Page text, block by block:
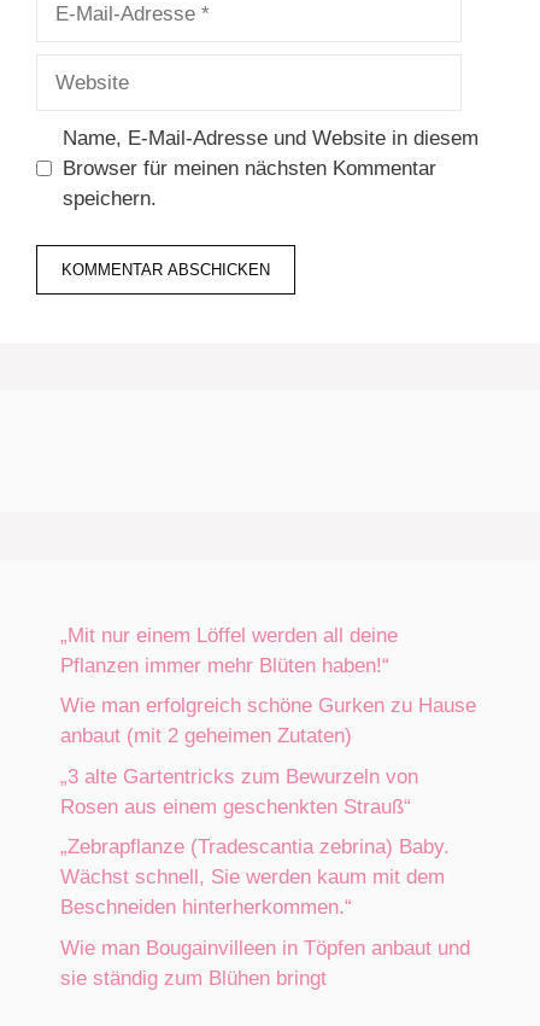
Name, E-Mail-Adresse und Website in diesem
Browser für meinen nächsten Kommentar
speichern.
„Mit nur einem Löffel werden all deine
Pflanzen immer mehr Blüten haben!“
Wie man erfolgreich schöne Gurken zu Hause
anbaut (mit 2 geheimen Zutaten)
„3 alte Gartentricks zum Bewurzeln von
Rosen aus einem geschenkten Strauß“
„Zebrapflanze (Tradescantia zebrina) Baby.
Wächst schnell, Sie werden kaum mit dem
Beschneiden hinterherkommen.“
Wie man Bougainvilleen in Töpfen anbaut und
sie ständig zum Blühen bringt